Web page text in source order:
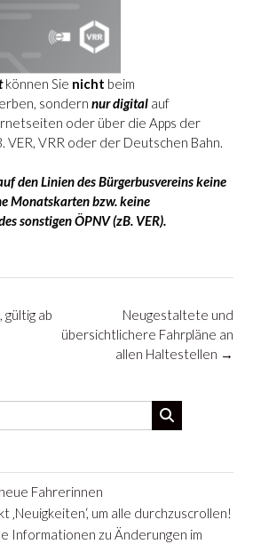
können Sie nicht beim
sondern nur digital auf
oder über die Apps der
VER, VRR oder der Deutschen Bahn.
den Linien des Bürgerbusvereins keine
Monatskarten bzw. keine
sonstigen ÖPNV (zB. VER).
Neugestaltete und
übersichtlichere Fahrpläne an
allen Haltestellen →
gültig ab
Fahrerinnen
‚Neuigkeiten‘, um alle durchzuscrollen!
Informationen zu Änderungen im